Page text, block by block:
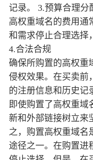
记录。 3.预算合理分
高权重域名的费用通
和需求停止合理选择
4.合法合规
确保所购置的高权重
侵权效果。在买卖前
的注册信息和历史记
即使购置了高权重域
新和外部链接树立来
之，购置高权重域名
途径之一。在购置进